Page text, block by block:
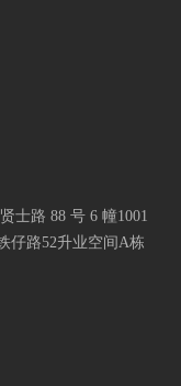
士路 88 号 6 幢1001
仔路52升业空间A栋